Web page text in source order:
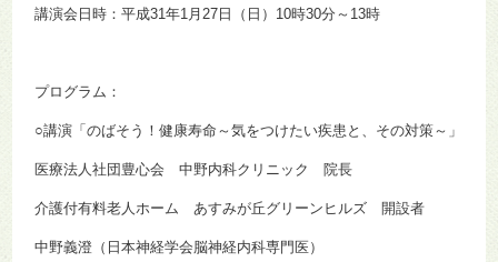
講演会日時：平成31年1月27日（日）10時30分～13時
プログラム：
○講演「のばそう！健康寿命～気をつけたい疾患と、その対策～」
医療法人社団豊心会 中野内科クリニック 院長
介護付有料老人ホーム あすみが丘グリーンヒルズ 開設者
中野義澄（日本神経学会脳神経内科専門医）